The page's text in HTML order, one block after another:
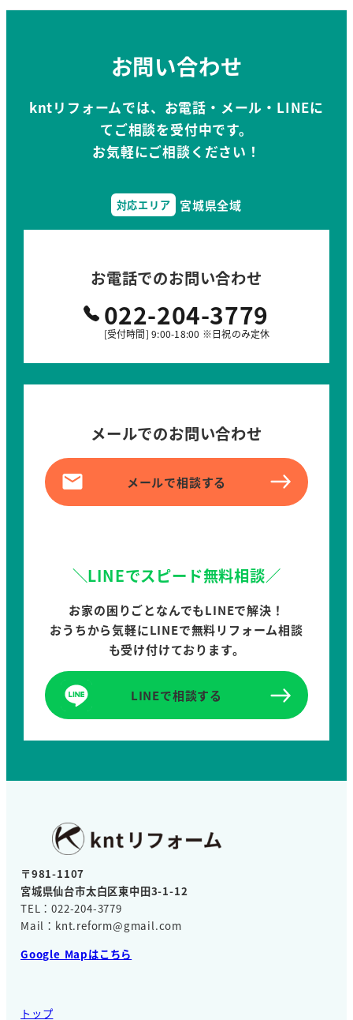
ブ
お問い合わせ
kntリフォームでは、お電話・メール・LINEに
てご相談を受付中です。
お気軽にご相談ください！
対応エリア 宮城県全域
お電話でのお問い合わせ
022-204-3779
[受付時間] 9:00-18:00 ※日祝のみ定休
メールでのお問い合わせ
メールで相談する
＼LINEでスピード無料相談／
お家の困りごとなんでもLINEで解決！
おうちから気軽にLINEで無料リフォーム相談
も受け付けております。
LINEで相談する
〒981-1107
宮城県仙台市太白区東中田3-1-12
TEL：022-204-3779
Mail：knt.reform@gmail.com
Google Mapはこちら
トップ